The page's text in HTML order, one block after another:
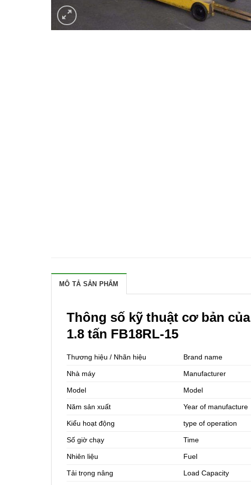
MÔ TẢ SẢN PHẨM
Thông số kỹ thuật cơ bản của
1.8 tấn FB18RL-15
Thương hiệu / Nhãn hiệu Brand name
Nhà máy Manufacturer
Model Model
Năm sản xuất Year of manufacture
Kiểu hoạt động type of operation
Số giờ chạy Time
Nhiên liệu Fuel
Tải trọng nâng Load Capacity